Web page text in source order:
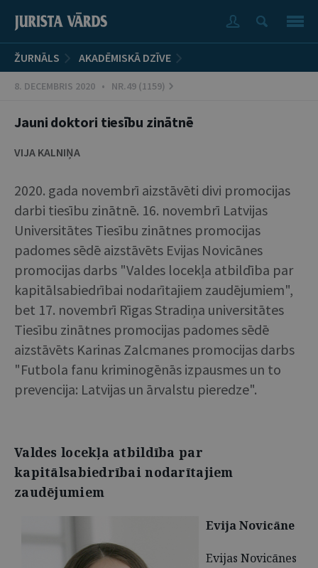
ŽURNĀLS AKADĒMISKĀ DZĪVE
8. DECEMBRIS 2020 • NR.49 (1159)
Jauni doktori tiesību zinātnē
VIJA KALNIŅA
2020. gada novembrī aizstāvēti divi promocijas
darbi tiesību zinātnē. 16. novembrī Latvijas
Universitātes Tiesību zinātnes promocijas
padomes sēdē aizstāvēts Evijas Novicānes
promocijas darbs "Valdes locekļa atbildība par
kapitālsabiedrībai nodarītajiem zaudējumiem",
bet 17. novembrī Rīgas Stradiņa universitātes
Tiesību zinātnes promocijas padomes sēdē
aizstāvēts Karinas Zalcmanes promocijas darbs
"Futbola fanu kriminogēnās izpausmes un to
prevencija: Latvijas un ārvalstu pieredze".
Valdes locekļa atbildība par
kapitālsabiedrībai nodarītajiem
zaudējumiem
Evija Novicāne
Evijas Novicānes